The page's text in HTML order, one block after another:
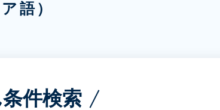
語）
件検索